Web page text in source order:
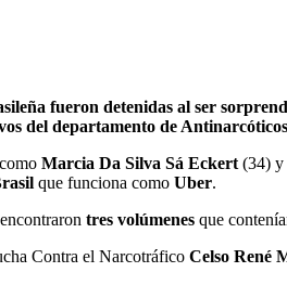
del departamento de
Marcia Da Silva Sá Eckert (34) y
que funciona como Uber.
tres volúmenes que
Contra el Narcotráfico Celso René